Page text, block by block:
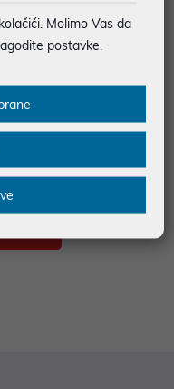
Molimo Vas da
postavke.